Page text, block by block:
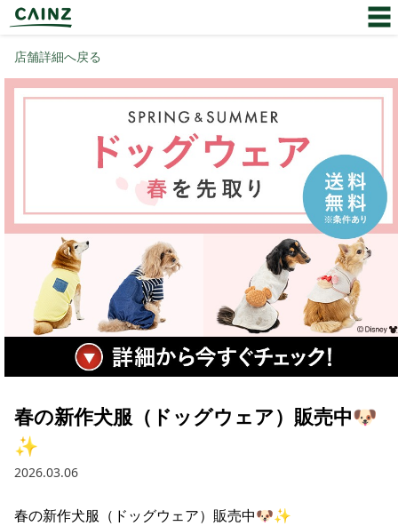
店舗詳細へ戻る
春の新作犬服（ドッグウェア）販売中🐶
✨
2026.03.06
春の新作犬服（ドッグウェア）販売中🐶✨